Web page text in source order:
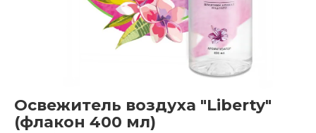
Освежитель воздуха "Liberty"
(флакон 400 мл)